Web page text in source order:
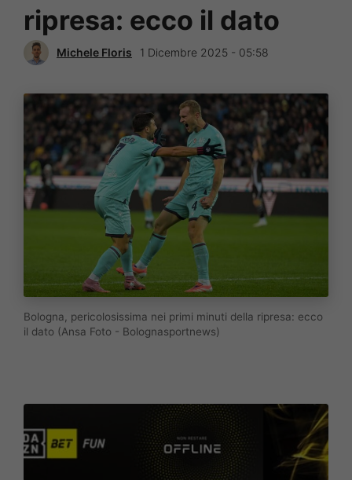
ripresa: ecco il dato
Michele Floris 1 Dicembre 2025 - 05:58
Bologna, pericolosissima nei primi minuti della ripresa: ecco
il dato (Ansa Foto - Bolognasportnews)